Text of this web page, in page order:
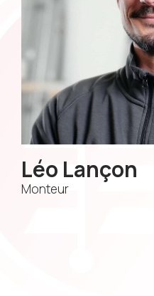
Léo Lançon
Monteur